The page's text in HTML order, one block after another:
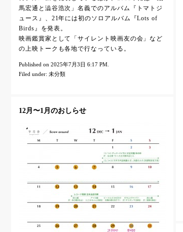
馬宏通と澁谷浩次」名義でのアルバム『トマトジ
ュース』、21年には初のソロアルバム『Lots of
Birds』を発表。
映画鑑賞家として「サイレント映画友の会」など
の上映トークも各地で行なっている。
Published on 2025年7月3日 6:17 PM.
Filed under: 未分類
12月〜1月のおしらせ